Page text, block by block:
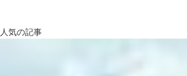
人気の記事